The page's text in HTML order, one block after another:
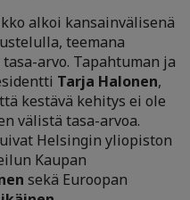
alkoi kansainvälisenä
teemana
arvo. Tapahtuman ja
Tarja Halonen,
kestävä kehitys ei ole
välistä tasa-arvoa.
Helsingin yliopiston
Kaupan
sekä Euroopan